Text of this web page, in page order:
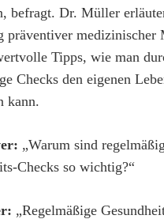
befragt. Dr. Müller
präventiver medizinischer
Tipps, wie man
Checks den eigenen
kann.
„Warum sind
Checks so wichtig?“
„Regelmäßige